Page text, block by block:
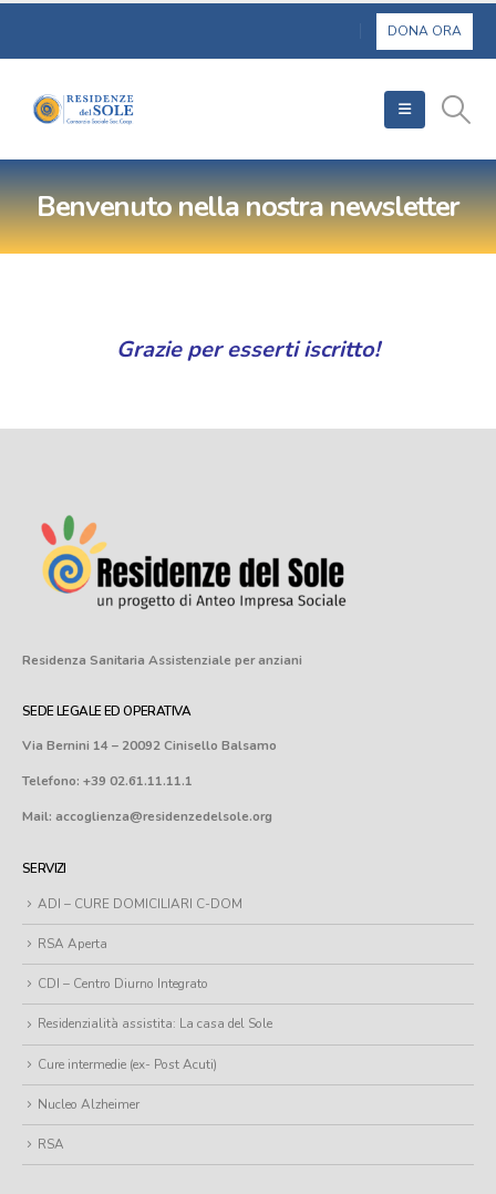
Benvenuto nella nostra newsletter
Grazie per esserti iscritto!
Residenza Sanitaria Assistenziale per anziani
SEDE LEGALE ED OPERATIVA
Via Bernini 14 – 20092 Cinisello Balsamo
Telefono: +39 02.61.11.11.1
Mail: accoglienza@residenzedelsole.org
SERVIZI
ADI – CURE DOMICILIARI C-DOM
RSA Aperta
CDI – Centro Diurno Integrato
Residenzialità assistita: La casa del Sole
Cure intermedie (ex- Post Acuti)
Nucleo Alzheimer
RSA